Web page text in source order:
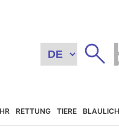
RETTUNG TIERE